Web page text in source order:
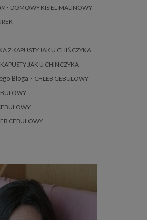
- DOMOWY KISIEL MALINOWY
Z KAPUSTY JAK U CHIŃCZYKA
JAK U CHIŃCZYKA
Bloga - CHLEB CEBULOWY
CEBULOWY